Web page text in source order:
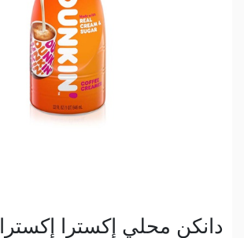
دانكن محلي إكسترا إكسترا 907 غ